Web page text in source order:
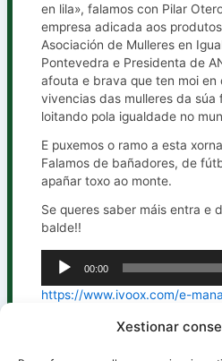
Xestionar
en lila», falamos con Pilar
empresa adicada aos
Asociación de Mulleres en
Pontevedra e Presidenta de
afouta e brava que ten moi en
vivencias das mulleres da súa
loitando pola igualdade no
E puxemos o ramo a esta
Falamos de bañadores, de
apañar toxo ao monte.
Se queres saber máis entra e
balde!!
Reproductor
de
00:00
https://www.ivoox.com/e-